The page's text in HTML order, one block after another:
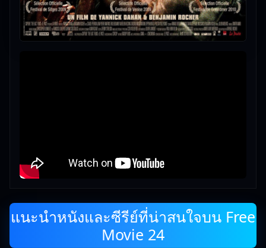
แนะนำหนังและซีรีย์ที่น่าสนใจบน Free
Movie 24